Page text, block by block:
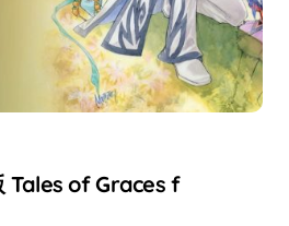
Tales of Graces f